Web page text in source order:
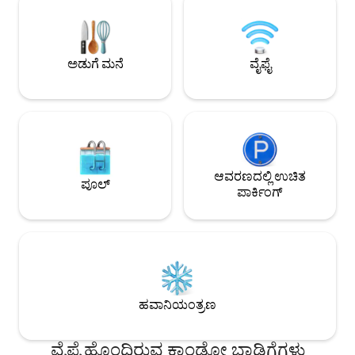
ರೇನ್ ಶವರ್, ಅಡುಗೆಮನೆ, ಬಾರ್ಬೆಕ್ಯೂ, ವೈಫೈ,
ರಿಮೋಟ್ ಕೆಲಸಕ್ಕಾಗಿ ಕಾರ್ಯಸ್ಥಳ, ಖಾಸಗಿ ಪಾರ್ಕಿಂಗ್
ಮತ್ತು ಭದ್ರತಾ ಕ್ಯಾಮೆರಾಗಳು ಸೇರಿವೆ. 🌿
ನೆಲದ ಯೋಜನೆ. ಅನನ್ಯ ಪಾಕಶಾಲೆಯ
ಅನುಭವಗಳೊಂದಿಗೆ
ರೀತಿಯ ಉತ್ತಮ
ನಿಮಿಷಗಳು.
ಅಡುಗೆ ಮನೆ ವೈಫೈ
ಪೂಲ್
ಆವರಣದಲ್ಲಿ ಉಚಿತ
ಪಾರ್ಕಿಂಗ್
ಹವಾನಿಯಂತ್ರಣ
ವೈಫೈ ಹೊಂದಿರುವ ಕಾಂಡೋ ಬಾಡಿಗೆಗಳು